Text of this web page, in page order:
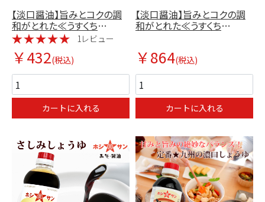
【淡口醤油】旨みとコクの調
和がとれた≪うすくち
500ml≫【九州熊本の老舗醤
油屋☆ホシサン】
1レビュー
￥432(税込)
カートに入れる
【淡口醤油】旨みとコクの調
和がとれた≪うすくち
￥864(税込)
カートに入れる